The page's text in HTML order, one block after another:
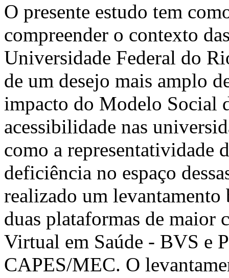
O presente estudo tem
compreender o contexto
Universidade Federal do
de um desejo mais amplo
impacto do Modelo Social
acessibilidade nas
como a representatividade
deficiência no espaço
realizado um
duas plataformas de
Virtual em Saúde - BVS e
CAPES/MEC. O